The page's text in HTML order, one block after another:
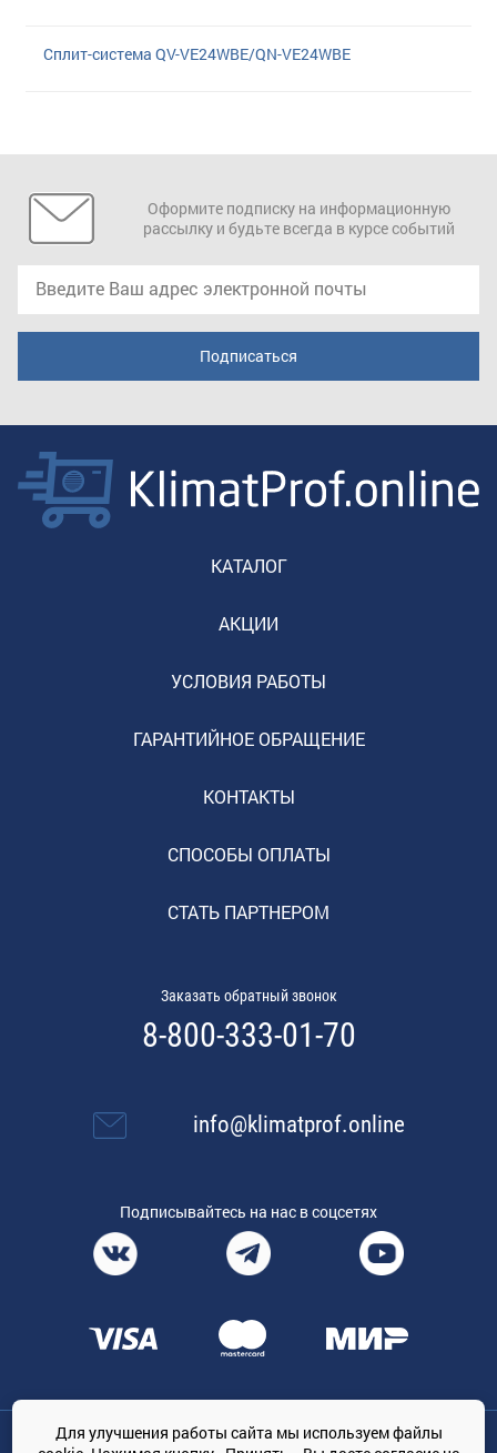
Сплит-система QV-VE24WBE/QN-VE24WBE
Оформите подписку на информационную
рассылку и будьте всегда в курсе событий
КАТАЛОГ
АКЦИИ
УСЛОВИЯ РАБОТЫ
ГАРАНТИЙНОЕ ОБРАЩЕНИЕ
КОНТАКТЫ
СПОСОБЫ ОПЛАТЫ
СТАТЬ ПАРТНЕРОМ
Заказать обратный звонок
8-800-333-01-70
info@klimatprof.online
Подписывайтесь на нас в соцсетях
Общество с ограниченной ответственностью «ТРЕЙДКОН», ОГРН:
Для улучшения работы сайта мы используем файлы